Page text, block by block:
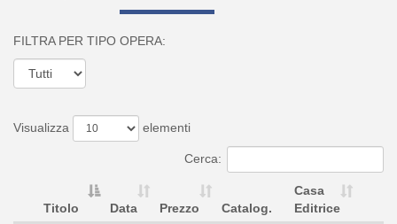
FILTRA PER TIPO OPERA:
Visualizza elementi
Cerca:
Titolo Data Prezzo Catalog.
Casa
Editrice